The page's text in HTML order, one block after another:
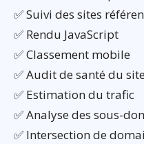
✅ Suivi des sites
✅ Rendu JavaScript
✅ Classement mobile
✅ Audit de santé du
✅ Estimation du trafic
✅ Analyse des sous-
✅ Intersection de